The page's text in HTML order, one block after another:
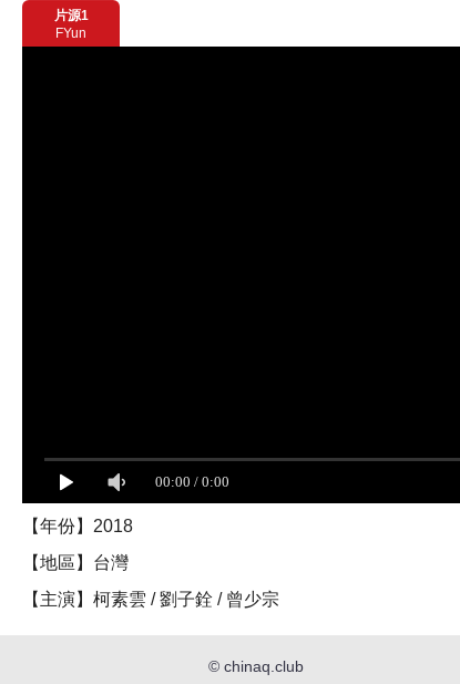
片源1
FYun
【年份】2018
【地區】台灣
【主演】柯素雲 / 劉子銓 / 曾少宗
© chinaq.club